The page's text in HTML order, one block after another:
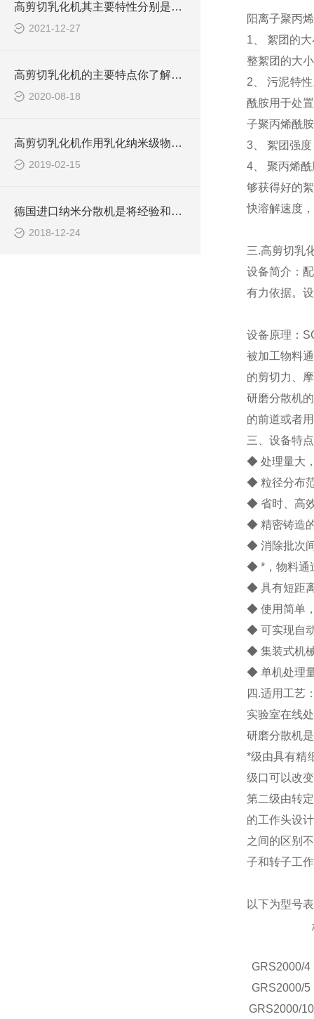
高剪切乳化机其主要特性分别是什么
2021-12-27
高剪切乳化机的主要特点你了解吗？
2020-08-18
高剪切乳化机作用乳化纳米级物料的关键控制点
2019-02-15
德国进口纳米分散机是将经验和技术转化为创新能力的机器
2018-12-24
阳离子聚丙
1、 絮团的
整絮团的大
2、 污泥特
酰胺用于处
子聚丙烯酰
3、 絮团强
4、 聚丙烯
够获得好的
快溶解速度
三.高剪切乳
设备简介：
有力依据。
设备原理：
被加工物料
的剪切力、
研磨分散机
的前道或者
三、设备特
◆ 处理量大
◆ 粒径分布
◆ 省时、高
◆ 精密铸造
◆ 消除批次
◆ *，物料通
◆ 具有短距
◆ 使用简单
◆ 可实现自
◆ 集装式机
◆ 单机处理
四.适用工艺
实验室在线
研磨分散机
*级由具有精
级口可以改
第二级由转
的工作头设
之间的区别
子和转子工
以下为型号
GRS2000/4
GRS2000/5
GRS2000/10